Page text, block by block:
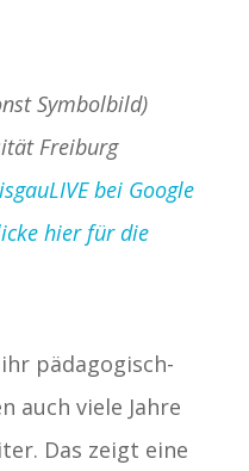
Symbolbild)
Freiburg
bei Google
hier für die
pädagogisch-
auch viele Jahre
Das zeigt eine